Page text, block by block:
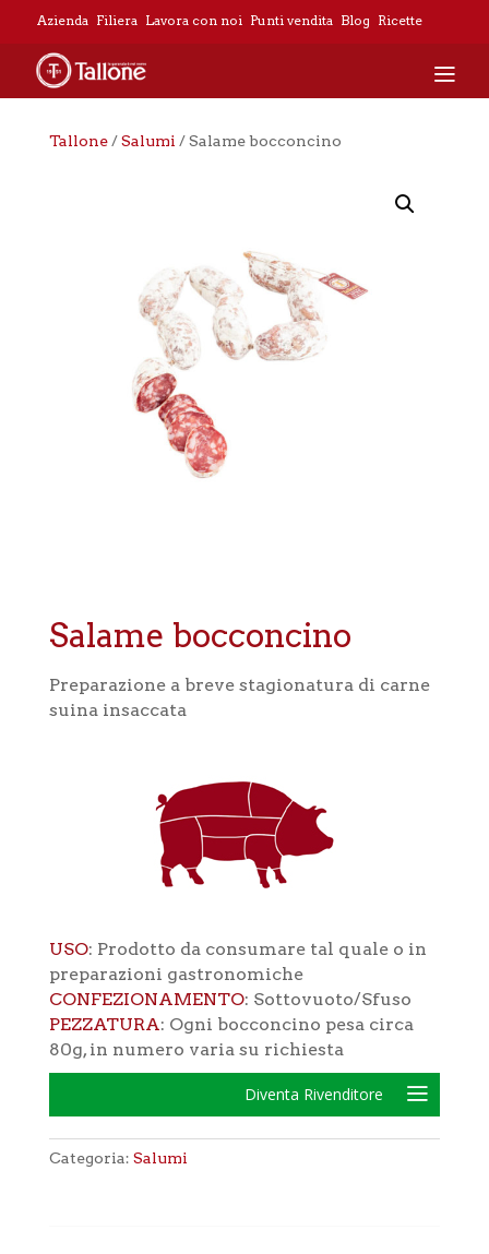
Azienda Filiera Lavora con noi Punti vendita Blog Ricette
Tallone/Salumi / Salame bocconcino
Salame bocconcino
Preparazione a breve stagionatura di carne
suina insaccata
USO: Prodotto da consumare tal quale o in
preparazioni gastronomiche
CONFEZIONAMENTO: Sottovuoto/Sfuso
PEZZATURA: Ogni bocconcino pesa circa
80g, in numero varia su richiesta
Diventa Rivenditore
Categoria: Salumi